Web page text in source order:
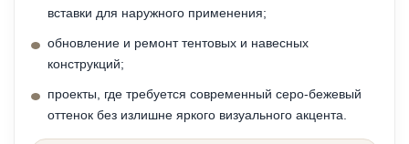
вставки для наружного применения;
обновление и ремонт тентовых и навесных
конструкций;
проекты, где требуется современный серо-бежевый
оттенок без излишне яркого визуального акцента.